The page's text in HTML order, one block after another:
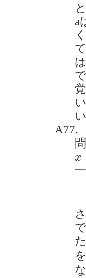
a
A77.
x
x